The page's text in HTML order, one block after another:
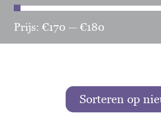
Prijs:€170 —€180